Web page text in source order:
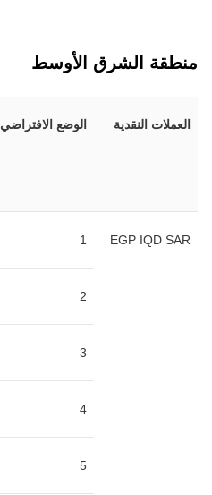
منطقة الشرق الأوسط
العملات النقدية الوضع الافتراضي
EGP IQD SAR
1
2
3
4
5